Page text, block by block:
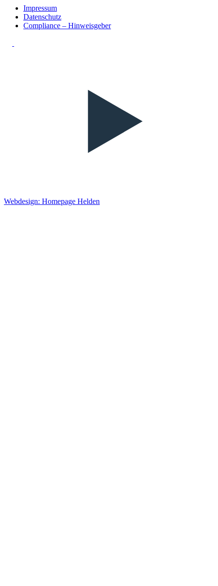
Impressum
Datenschutz
Compliance – Hinweisgeber
Webdesign: Homepage Helden